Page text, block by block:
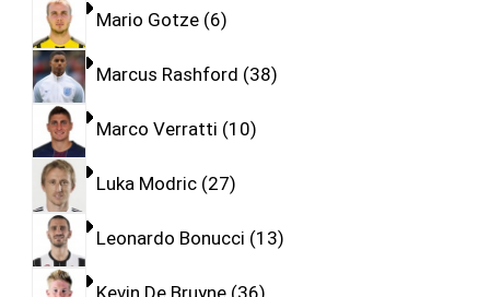
Mario Gotze 6
Marcus Rashford 38
Marco Verratti 10
Luka Modric 27
Leonardo Bonucci 13